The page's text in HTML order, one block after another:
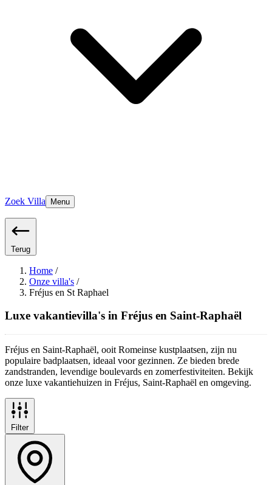
Zoek Villa Menu
Terug
Home /
Onze villa's /
Fréjus en St Raphael
Luxe vakantievilla's in Fréjus en Saint-Raphaël
Fréjus en Saint-Raphaël, ooit Romeinse kustplaatsen, zijn nu
populaire badplaatsen, ideaal voor gezinnen. Ze bieden brede
zandstranden, levendige boulevards en zomerfestiviteiten. Bekijk
onze luxe vakantiehuizen in Fréjus, Saint-Raphaël en omgeving.
Filter